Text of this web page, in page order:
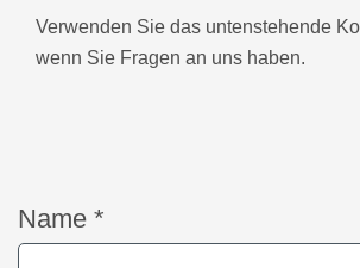
Verwenden Sie das untenstehende
wenn Sie Fragen an uns haben.
Name *